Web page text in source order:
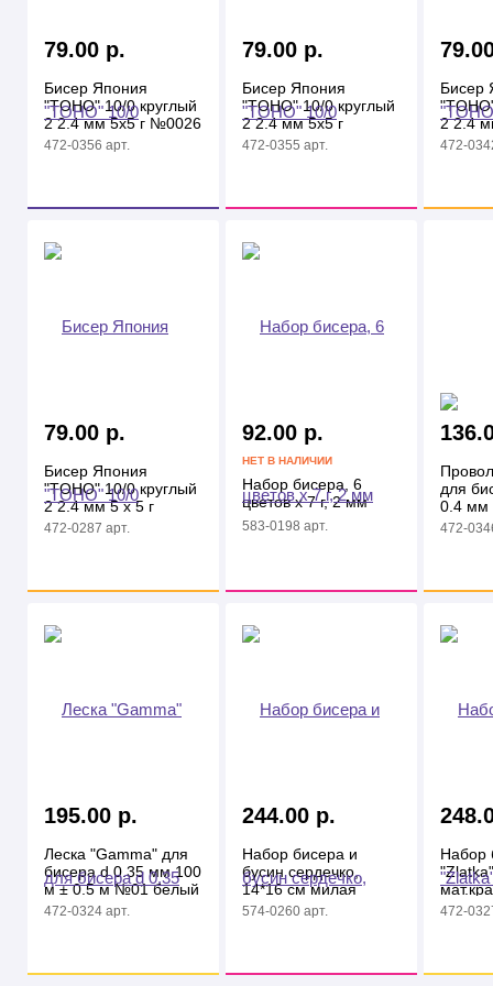
79.00 р.
Бисер Япония
"TOHO" 10/0 круглый
2 2.4 мм 5х5 г №0026
бл.сиреневый
472-0356 арт.
79.00 р.
Бисер Япония
"TOHO" 10/0 круглый
2 2.4 мм 5х5 г
№0022C т.золотистый
472-0355 арт.
Бисер
2 2.4
472-
79.00 р.
Бисер Япония
"TOHO" 10/0 круглый
2 2.4 мм 5 х 5 г
№0029 т.
472-0287 арт.
92.00 р.
НЕТ В НАЛИЧИИ
Набор бисера, 6
цветов x 7 г, 2 мм
583-0198 арт.
для
0.4 мм
№03
472-
195.00 р.
Леска "Gamma" для
бисера d 0.35 мм 100
м ± 0.5 м №01 белый
472-0324 арт.
244.00 р.
Набор бисера и
бусин сердечко,
14*16 см милая
мышка
574-0260 арт.
Набор
472-